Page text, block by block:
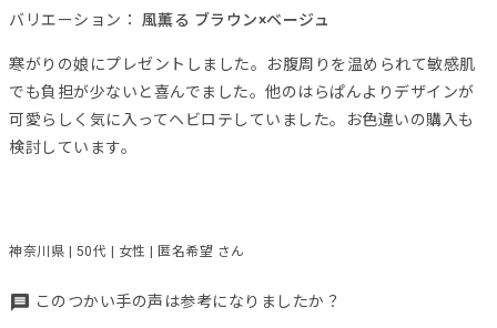
バリエーション： 風薫る ブラウン×ベージュ
寒がりの娘にプレゼントしました。お腹周りを温められて敏感肌
でも負担が少ないと喜んでました。他のはらぱんよりデザインが
可愛らしく気に入ってヘビロテしていました。お色違いの購入も
検討しています。
神奈川県 | 50代 | 女性 | 匿名希望 さん
このつかい手の声は参考になりましたか？